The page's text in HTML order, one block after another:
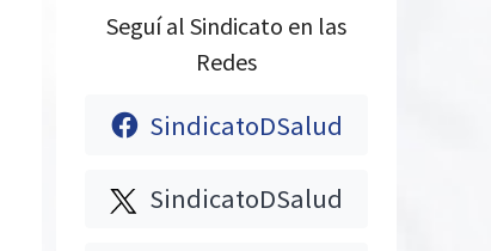
Seguí al Sindicato en las
Redes
SindicatoDSalud
SindicatoDSalud